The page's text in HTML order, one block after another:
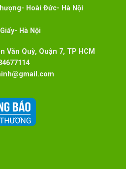
Hoài Đức- Hà Nội
Hà Nội
Văn Quỳ, Quận 7, TP HCM